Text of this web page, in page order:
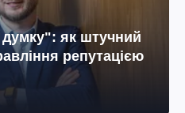
як штучний
репутацією